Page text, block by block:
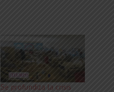
Se profundiza la crisis